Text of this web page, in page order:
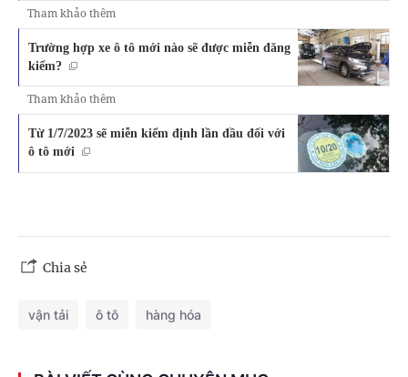
Tham khảo thêm
Trường hợp xe ô tô mới nào sẽ được miễn đăng
kiểm?
Tham khảo thêm
Từ 1/7/2023 sẽ miễn kiểm định lần đầu đối với
ô tô mới
Chia sẻ
vận tải ô tô hàng hóa